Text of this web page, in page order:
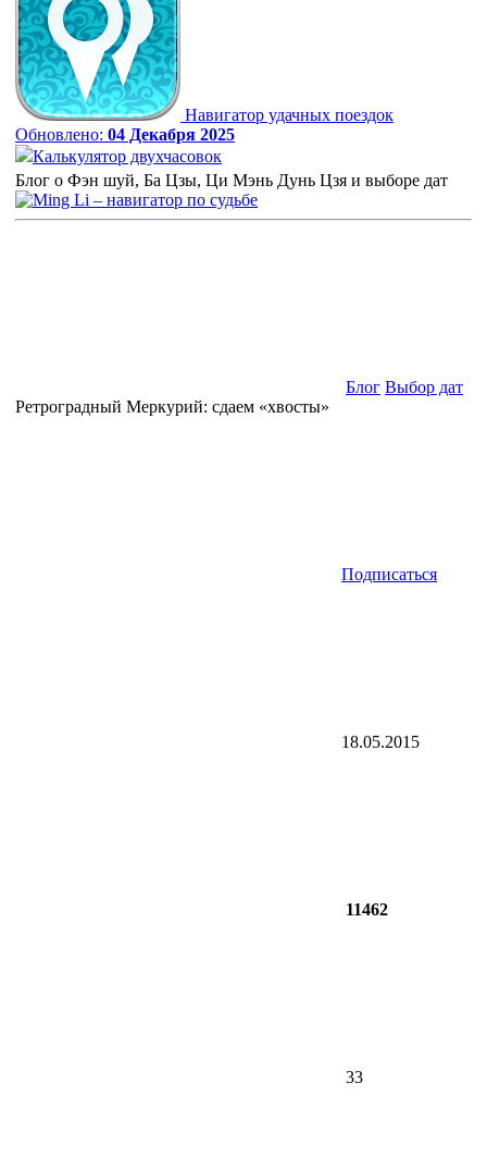
Навигатор удачных поездок
Обновлено: 04 Декабря 2025
Калькулятор двухчасовок
Блог о Фэн шуй, Ба Цзы, Ци Мэнь Дунь Цзя и выборе дат
Блог Выбор дат
Ретроградный Меркурий: сдаем «хвосты»
Подписаться
18.05.2015
11462
33